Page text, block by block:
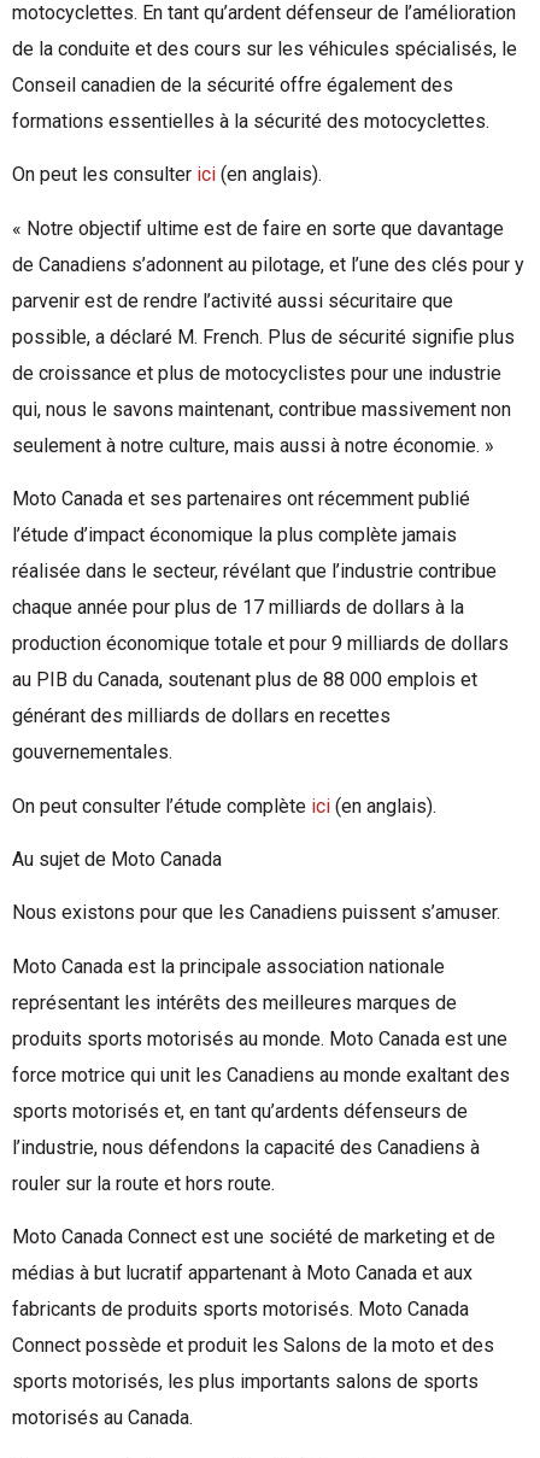
motocyclettes. En tant qu’ardent défenseur de l’amélioration
de la conduite et des cours sur les véhicules spécialisés, le
Conseil canadien de la sécurité offre également des
formations essentielles à la sécurité des motocyclettes.
On peut les consulter ici (en anglais).
« Notre objectif ultime est de faire en sorte que davantage
de Canadiens s’adonnent au pilotage, et l’une des clés pour y
parvenir est de rendre l’activité aussi sécuritaire que
possible, a déclaré M. French. Plus de sécurité signifie plus
de croissance et plus de motocyclistes pour une industrie
qui, nous le savons maintenant, contribue massivement non
seulement à notre culture, mais aussi à notre économie. »
Moto Canada et ses partenaires ont récemment publié
l’étude d’impact économique la plus complète jamais
réalisée dans le secteur, révélant que l’industrie contribue
chaque année pour plus de 17 milliards de dollars à la
production économique totale et pour 9 milliards de dollars
au PIB du Canada, soutenant plus de 88 000 emplois et
générant des milliards de dollars en recettes
gouvernementales.
On peut consulter l’étude complète ici (en anglais).
Au sujet de Moto Canada
Nous existons pour que les Canadiens puissent s’amuser.
Moto Canada est la principale association nationale
représentant les intérêts des meilleures marques de
produits sports motorisés au monde. Moto Canada est une
force motrice qui unit les Canadiens au monde exaltant des
sports motorisés et, en tant qu’ardents défenseurs de
l’industrie, nous défendons la capacité des Canadiens à
rouler sur la route et hors route.
Moto Canada Connect est une société de marketing et de
médias à but lucratif appartenant à Moto Canada et aux
fabricants de produits sports motorisés. Moto Canada
Connect possède et produit les Salons de la moto et des
sports motorisés, les plus importants salons de sports
motorisés au Canada.